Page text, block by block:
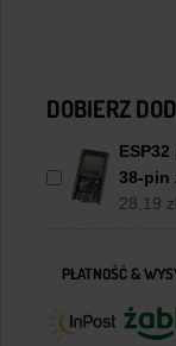
DOBIERZ
ESP32
38-pin
28,19
PŁATNOŚĆ &